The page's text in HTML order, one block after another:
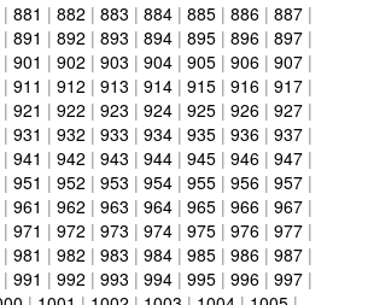
| 881 | 882 | 883 | 884 | 885 | 886 | 887 |
| 891 | 892 | 893 | 894 | 895 | 896 | 897 |
| 901 | 902 | 903 | 904 | 905 | 906 | 907 |
| 911 | 912 | 913 | 914 | 915 | 916 | 917 |
| 921 | 922 | 923 | 924 | 925 | 926 | 927 |
| 931 | 932 | 933 | 934 | 935 | 936 | 937 |
| 941 | 942 | 943 | 944 | 945 | 946 | 947 |
| 951 | 952 | 953 | 954 | 955 | 956 | 957 |
| 961 | 962 | 963 | 964 | 965 | 966 | 967 |
| 971 | 972 | 973 | 974 | 975 | 976 | 977 |
| 981 | 982 | 983 | 984 | 985 | 986 | 987 |
| 991 | 992 | 993 | 994 | 995 | 996 | 997 |